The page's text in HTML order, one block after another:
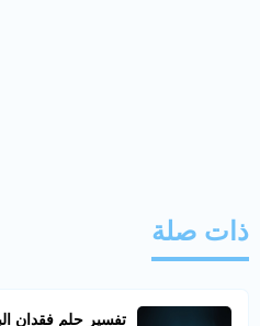
ذات صلة
تفسير حلم فقدان